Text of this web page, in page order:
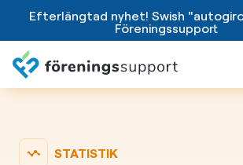
Efterlängtad nyhet! Swish
Föreningssupport
STATISTIK